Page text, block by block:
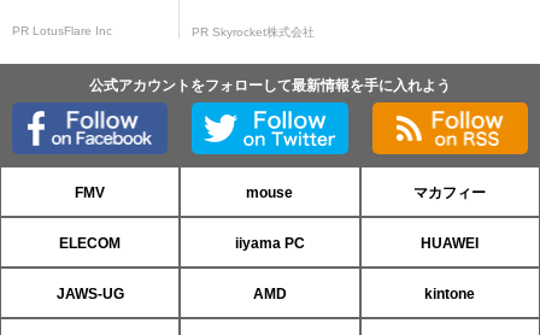
PR LotusFlare Inc PR Skyrocket株式会社
公式アカウントをフォローして最新情報を手に入れよう
FMV mouse マカフィー
ELECOM iiyama PC HUAWEI
JAWS-UG AMD kintone